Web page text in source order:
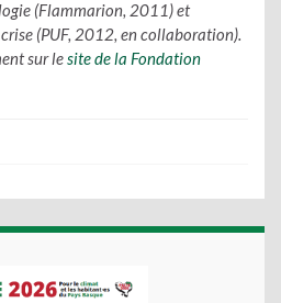
(Flammarion, 2011) et
(PUF, 2012, en collaboration).
sur le site de la Fondation